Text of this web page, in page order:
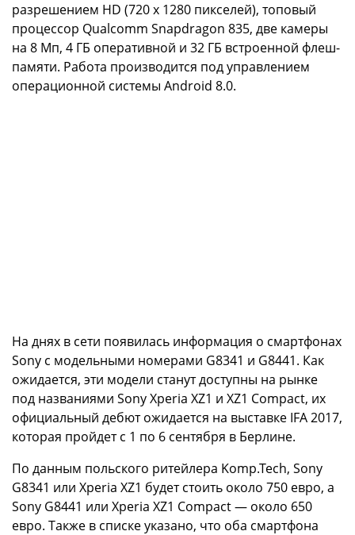
разрешением HD (720 x 1280 пикселей), топовый
процессор Qualcomm Snapdragon 835, две камеры
на 8 Мп, 4 ГБ оперативной и 32 ГБ встроенной флеш-
памяти. Работа производится под управлением
операционной системы Android 8.0.
На днях в сети появилась информация о смартфонах
Sony с модельными номерами G8341 и G8441. Как
ожидается, эти модели станут доступны на рынке
под названиями Sony Xperia XZ1 и XZ1 Compact, их
официальный дебют ожидается на выставке IFA 2017,
которая пройдет с 1 по 6 сентября в Берлине.
По данным польского ритейлера Komp.Tech, Sony
G8341 или Xperia XZ1 будет стоить около 750 евро, а
Sony G8441 или Xperia XZ1 Compact — около 650
евро. Также в списке указано, что оба смартфона